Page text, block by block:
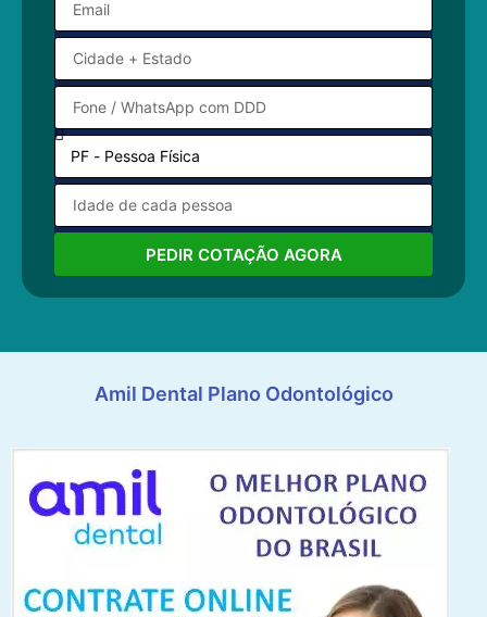
PEDIR COTAÇÃO AGORA
Amil Dental Plano Odontológico